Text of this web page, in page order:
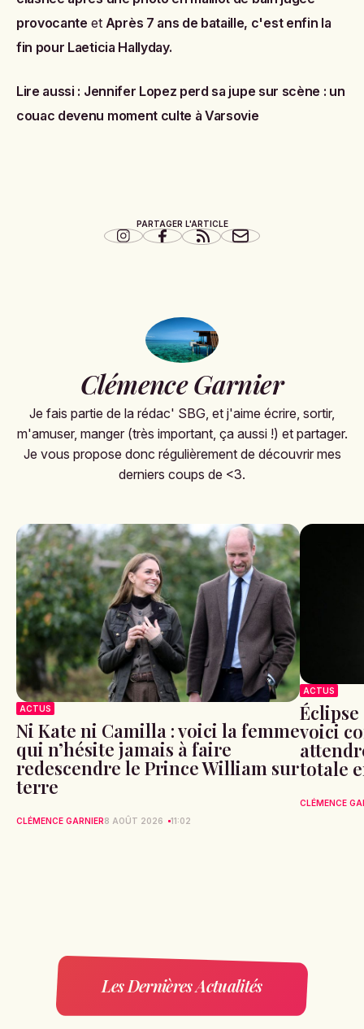
provocante et Après 7 ans de bataille, c'est enfin la
fin pour Laeticia Hallyday.
Lire aussi : Jennifer Lopez perd sa jupe sur scène : un
couac devenu moment culte à Varsovie
PARTAGER L'ARTICLE
Clémence Garnier
Je fais partie de la rédac' SBG, et j'aime écrire, sortir,
m'amuser, manger (très important, ça aussi !) et partager.
Je vous propose donc régulièrement de découvrir mes
derniers coups de <3.
ACTUS
Ni Kate ni Camilla : voici la femme
qui n’hésite jamais à faire
redescendre le Prince William sur
terre
CLÉMENCE GARNIER8 AOÛT 2026 11:02
ACTUS
Éclipse
voici
totale
CLÉMENCE
Les Dernières Actualités